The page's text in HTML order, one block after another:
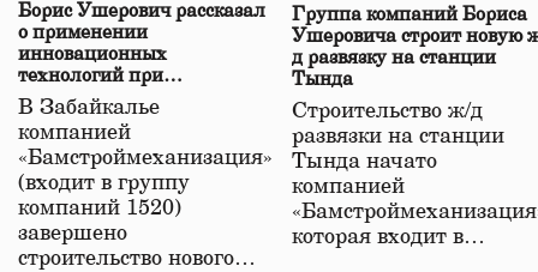
Борис Ушерович рассказал
о применении
инновационных
технологий при
строительстве нового моста
в Забайкалье
В Забайкалье
компанией
«Бамстроймеханизация»
(входит в группу
компаний 1520)
завершено
строительство нового…
Группа компаний Бориса
Ушеровича строит новую
д развязку на станции
Тында
Строительство ж/д
развязки на станции
Тында начато
компанией
которая входит в…